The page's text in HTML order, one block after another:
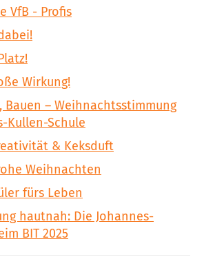
VfB - Profis
Wirkung!
Bauen – Weihnachtsstimmung
Kullen-Schule
& Keksduft
Weihnachten
fürs Leben
hautnah: Die Johannes-
BIT 2025